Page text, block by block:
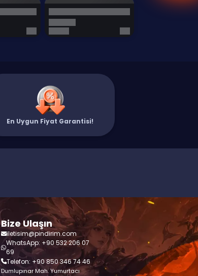
En Uygun Fiyat Garantisi!
Bize Ulaşın
iletisim@pindirim.com
WhatsApp: +90 532 206 07
69
Telefon: +90 850 346 74 46
Dumlupınar Mah. Yumurtacı